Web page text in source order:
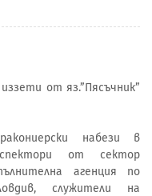
от яз.”Пясъчник”
набези в
от сектор
агенция по
служители на